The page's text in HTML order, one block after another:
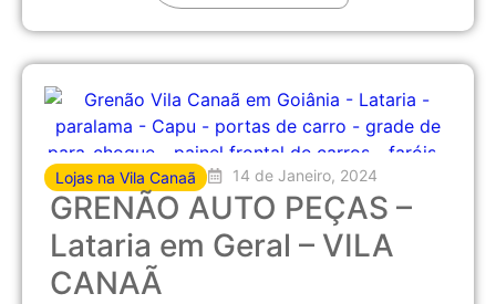
Lojas na Vila Canaã 14 de Janeiro, 2024
GRENÃO AUTO PEÇAS –
Lataria em Geral – VILA
CANAÃ